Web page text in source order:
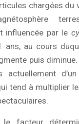
chargées du
influencée par le
ans, au cours
puis
actuellement
tend à multiplier
le facteur